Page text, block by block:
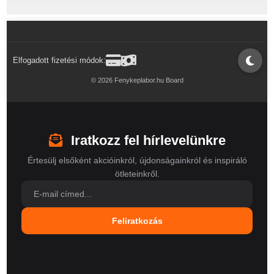
Elfogadott fizetési módok:
© 2026 Fenykeplabor.hu Board
Iratkozz fel hírlevelünkre
Értesülj elsőként akcióinkról, újdonságainkról és inspiráló
ötleteinkről.
Feliratkozás